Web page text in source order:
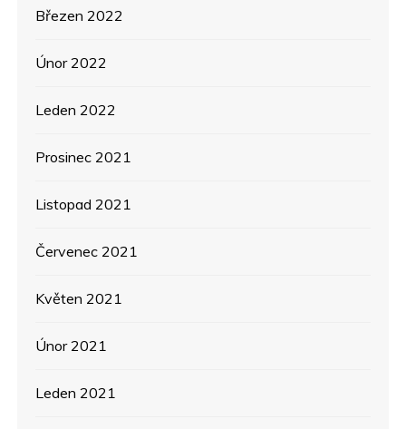
Březen 2022
Únor 2022
Leden 2022
Prosinec 2021
Listopad 2021
Červenec 2021
Květen 2021
Únor 2021
Leden 2021